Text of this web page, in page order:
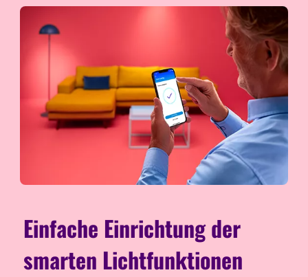
Einfache Einrichtung der
smarten Lichtfunktionen